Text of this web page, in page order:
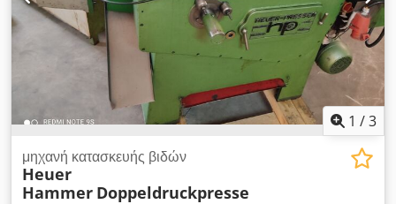
1 /3
μηχανή κατασκευής βιδών
Heuer
Hammer Doppeldruckpresse